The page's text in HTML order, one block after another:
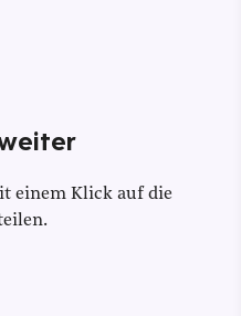
einem Klick auf die